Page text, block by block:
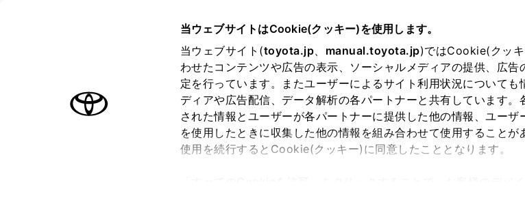
当ウェブサイトはCookie(クッキー)を使用します。
当ウェブサイト(toyota.jp、 manual.toyota.jp)ではCookie(クッ
わせたコンテンツや広告の表示、ソーシャルメディアの提供、広告
定を行っています。またユーザーによるサイト利用状況についても
ディアや広告配信、データ解析の各パートナーと共有しています
された情報とユーザーが各パートナーに提供した他の情報、ユーザ
を使用したときに収集した他の情報を組み合わせて使用すること
使用を続行するとCookie(クッキー)に同意したこととなります。
はじめに
安全・安心のために
プラグインハイブリッドシステム
マルチメディア ETC の利用 ETC の操作
クリーニングについて
ご利用の条件